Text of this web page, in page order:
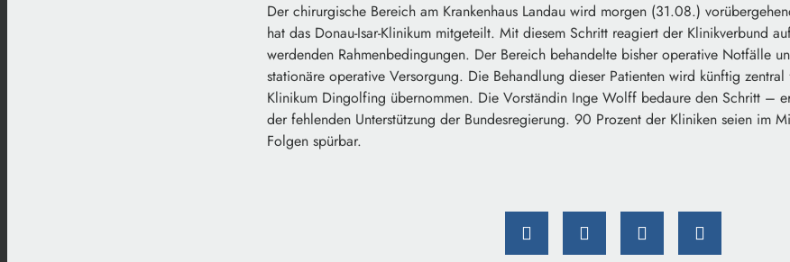
Der chirurgische Bereich am Krankenhaus Landau wird morgen (31.08.)
hat das Donau-Isar-Klinikum mitgeteilt. Mit diesem Schritt reagiert der Klinikverbund
werdenden Rahmenbedingungen. Der Bereich behandelte bisher operative Notfälle
stationäre operative Versorgung. Die Behandlung dieser Patienten wird künftig
Klinikum Dingolfing übernommen. Die Vorständin Inge Wolff bedaure den Schritt –
der fehlenden Unterstützung der Bundesregierung. 90 Prozent der Kliniken seien im
Folgen spürbar.